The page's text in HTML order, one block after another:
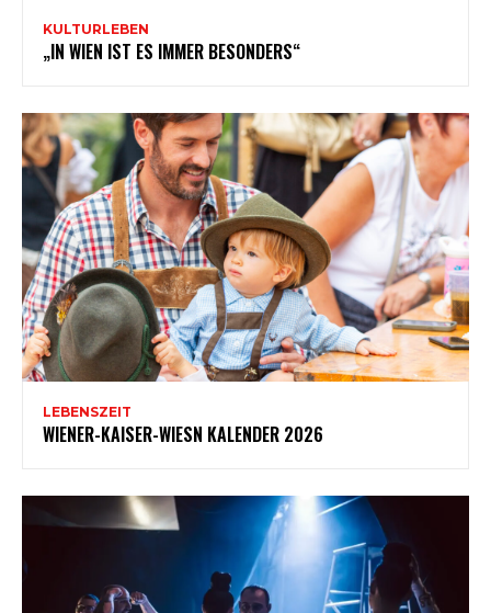
KULTURLEBEN
„IN WIEN IST ES IMMER BESONDERS“
LEBENSZEIT
WIENER-KAISER-WIESN KALENDER 2026